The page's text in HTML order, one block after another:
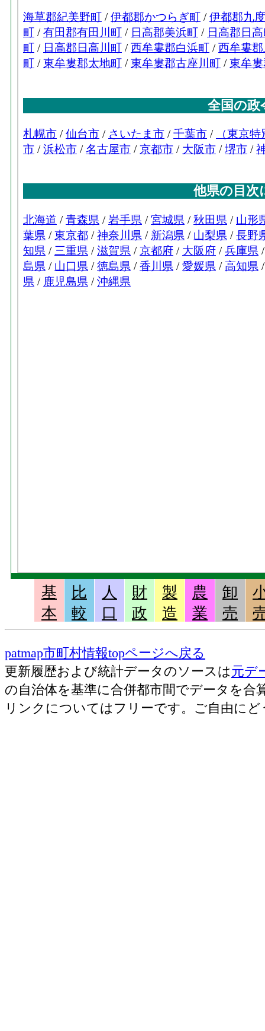
基
本
比
較
人
口
財
政
製
造
農
業
卸
売
patmap市町村情報topページへ戻る
更新履歴および統計データのソースは元デ
の自治体を基準に合併都市間でデータを合
リンクについてはフリーです。ご自由にど